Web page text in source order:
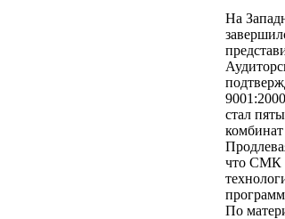
На
стал
комбинат
что СМК
По